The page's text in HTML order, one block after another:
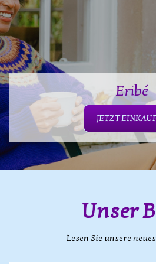
Eribé
JETZT
Unser
Lesen Sie unsere